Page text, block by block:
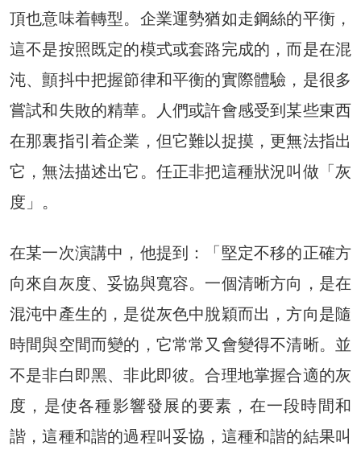
頂也意味着轉型。企業運勢猶如走鋼絲的平衡，
這不是按照既定的模式或套路完成的，而是在混
沌、顫抖中把握節律和平衡的實際體驗，是很多
嘗試和失敗的精華。人們或許會感受到某些東西
在那裏指引着企業，但它難以捉摸，更無法指出
它，無法描述出它。任正非把這種狀況叫做「灰
度」。
在某一次演講中，他提到：「堅定不移的正確方
向來自灰度、妥協與寬容。一個清晰方向，是在
混沌中產生的，是從灰色中脫穎而出，方向是隨
時間與空間而變的，它常常又會變得不清晰。並
不是非白即黑、非此即彼。合理地掌握合適的灰
度，是使各種影響發展的要素，在一段時間和
諧，這種和諧的過程叫妥協，這種和諧的結果叫